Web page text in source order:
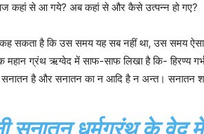
कहां से आ गये? अब कहां से और कैसे उत्पन्न हो गए?
सकता है कि उस समय यह सब नहीं था, उस समय ऐसा
ग्रंथ ऋग्वेद में साफ-साफ लिखा है कि- हिरण्य
सनातन है और सनातन का न आदि है न अन्त। सनातन